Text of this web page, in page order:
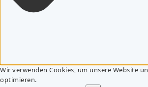
Wir verwenden Cookies, um unsere Website
optimieren.